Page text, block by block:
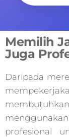
Memilih
Juga
Daripada
profesional